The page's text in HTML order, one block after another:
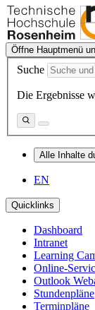
Öffne Hauptmenü
Suche
Die Ergebnisse
Alle Inhalte
EN
Quicklinks
Dashboard
Intranet
Learning
Online-
Outlook
Stundenpläne
Terminpläne